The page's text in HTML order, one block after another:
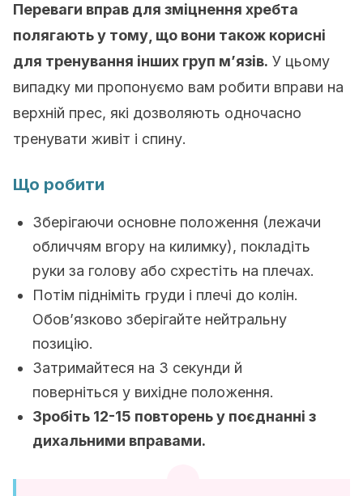
Переваги вправ для зміцнення хребта
полягають у тому, що вони також корисні
для тренування інших груп м’язів. У цьому
випадку ми пропонуємо вам робити вправи на
верхній прес, які дозволяють одночасно
тренувати живіт і спину.
Що робити
Зберігаючи основне положення (лежачи
обличчям вгору на килимку), покладіть
руки за голову або схрестіть на плечах.
Потім підніміть груди і плечі до колін.
Обов’язково зберігайте нейтральну
позицію.
Затримайтеся на 3 секунди й
поверніться у вихідне положення.
Зробіть 12-15 повторень у поєднанні з
дихальними вправами.